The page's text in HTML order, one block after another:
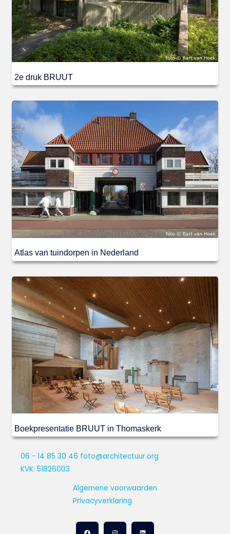
2e druk BRUUT
Atlas van tuindorpen in Nederland
Boekpresentatie BRUUT in Thomaskerk
06 - 14 85 30 46 foto@architectuur.org
KVK: 51826003
Algemene voorwaarden
Privacyverklaring